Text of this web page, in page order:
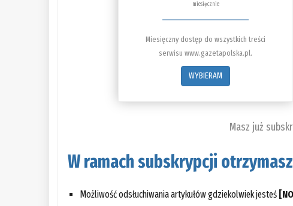
miesięcznie
Miesięczny dostęp do wszystkich treści
serwisu www.gazetapolska.pl.
WYBIERAM
Masz już
W ramach subskrypcji
Możliwość odsłuchiwania artykułów gdziekolwiek jesteś